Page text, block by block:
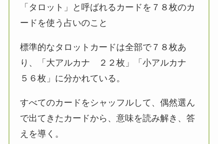
「タロット」と呼ばれるカードを７８枚のカ
ードを使う占いのこと
標準的なタロットカードは全部で７８枚あ
り、「大アルカナ ２２枚」「小アルカナ
５６枚」に分かれている。
すべてのカードをシャッフルして、偶然選ん
で出てきたカードから、意味を読み解き、答
えを導く。